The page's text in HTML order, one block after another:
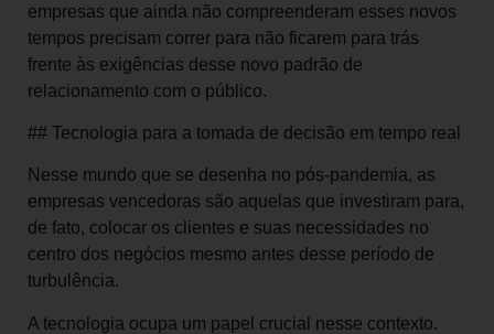
empresas que ainda não compreenderam esses novos
tempos precisam correr para não ficarem para trás
frente às exigências desse novo padrão de
relacionamento com o público.
## Tecnologia para a tomada de decisão em tempo real
Nesse mundo que se desenha no pós-pandemia, as
empresas vencedoras são aquelas que investiram para,
de fato, colocar os clientes e suas necessidades no
centro dos negócios mesmo antes desse período de
turbulência.
A tecnologia ocupa um papel crucial nesse contexto.